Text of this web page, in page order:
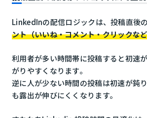
LinkedInの配信ロジックは、投稿直後の
ント（いいね・コメント・クリックな
利用者が多い時間帯に投稿すると初速
がりやすくなります。
逆に人が少ない時間の投稿は初速が鈍
も露出が伸びにくくなります。